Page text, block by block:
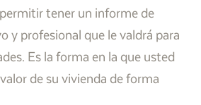
tener un informe de
y profesional que le valdrá para
Es la forma en la que usted
de su vivienda de forma